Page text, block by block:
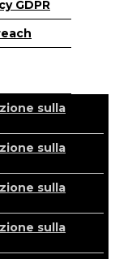
GDPR
sulla
sulla
sulla
sulla